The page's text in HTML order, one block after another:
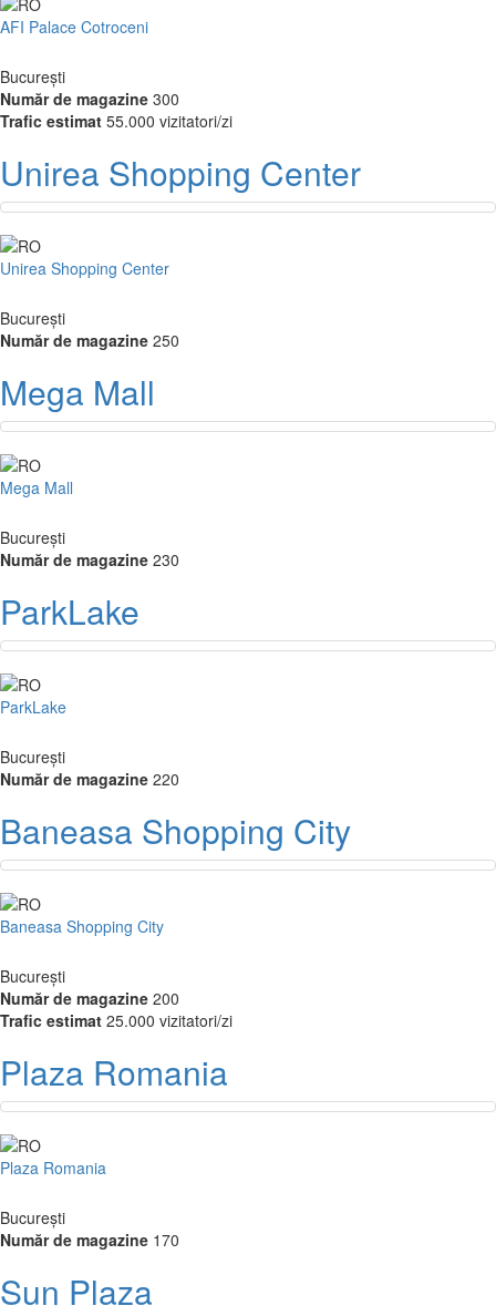
AFI Palace Cotroceni
București
Număr de magazine 300
Trafic estimat 55.000 vizitatori/zi
Unirea Shopping Center
Unirea Shopping Center
București
Număr de magazine 250
Mega Mall
Mega Mall
București
Număr de magazine 230
ParkLake
ParkLake
București
Număr de magazine 220
Baneasa Shopping City
Baneasa Shopping City
București
Număr de magazine 200
Trafic estimat 25.000 vizitatori/zi
Plaza Romania
Plaza Romania
București
Număr de magazine 170
Sun Plaza